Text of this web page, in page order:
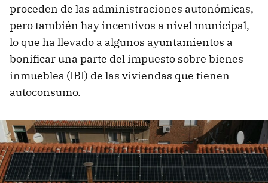
proceden de las administraciones autonómicas,
pero también hay incentivos a nivel municipal,
lo que ha llevado a algunos ayuntamientos a
bonificar una parte del impuesto sobre bienes
inmuebles (IBI) de las viviendas que tienen
autoconsumo.